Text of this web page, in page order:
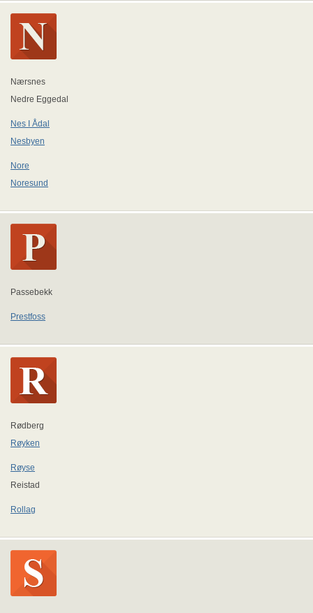
Nærsnes
Nedre Eggedal
Nes I Ådal
Nesbyen
Nore
Noresund
Passebekk
Prestfoss
Rødberg
Røyken
Røyse
Reistad
Rollag